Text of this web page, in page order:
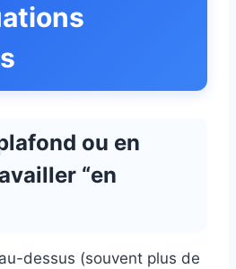
ou en
“en
dessus (souvent plus de